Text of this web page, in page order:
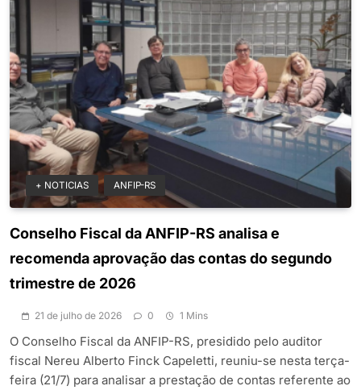
+ NOTICIAS ANFIP-RS
Conselho Fiscal da ANFIP-RS analisa e
recomenda aprovação das contas do segundo
trimestre de 2026
21 de julho de 2026 0 1 Mins
O Conselho Fiscal da ANFIP-RS, presidido pelo auditor
fiscal Nereu Alberto Finck Capeletti, reuniu-se nesta terça-
feira (21/7) para analisar a prestação de contas referente ao